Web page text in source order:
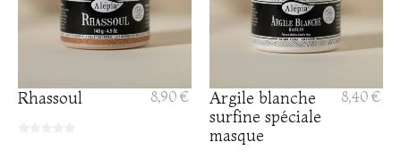
Rhassoul 8,90 €
Argile blanche
surfine spéciale
masque
8,40 €